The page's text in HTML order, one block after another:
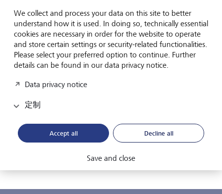
Trainee Investment Manager
London
Trainee Trainee Full Time (≥ 80%)
Assistant Relationship Manager EAM
Deutschland 80-100% (f/m/d)
Relationship Management
Full Time (≥ 80%)
4 5 6
We collect and process your data on this site to better
understand how it is used. In doing so, technically essential
cookies are necessary in order for the website to operate
and store certain settings or security-related functionalities.
Please select your preferred option to continue. Further
details can be found in our data privacy notice.
Data privacy notice
定制
Accept all Decline all
Save and close